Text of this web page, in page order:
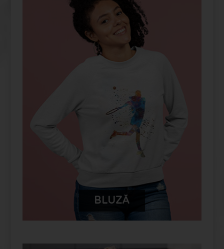
PERSONALIZEAZĂ-ȚI PRODUSUL
BLUZĂ